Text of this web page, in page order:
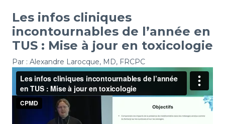
Les infos cliniques
incontournables de l’année en
TUS : Mise à jour en toxicologie
Par : Alexandre Larocque, MD, FRCPC